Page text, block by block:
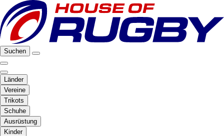
Suchen
Länder
Vereine
Trikots
Schuhe
Ausrüstung
Kinder